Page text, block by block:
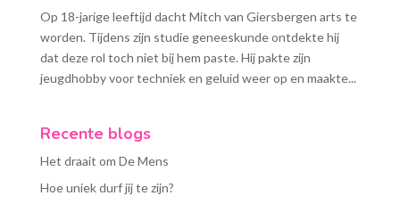
Op 18-jarige leeftijd dacht Mitch van Giersbergen arts te
worden. Tijdens zijn studie geneeskunde ontdekte hij
dat deze rol toch niet bij hem paste. Hij pakte zijn
jeugdhobby voor techniek en geluid weer op en maakte...
Recente blogs
Het draait om De Mens
Hoe uniek durf jij te zijn?